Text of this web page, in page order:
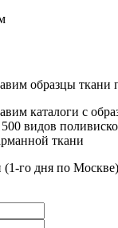
образцы ткани
каталоги с
видов
ткани
(1-го дня по